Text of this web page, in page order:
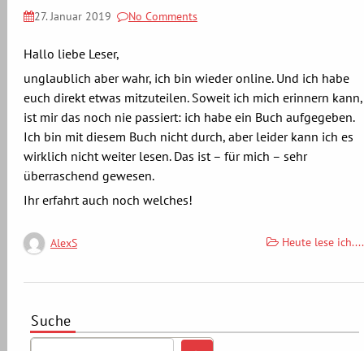
27. Januar 2019 No Comments
Hallo liebe Leser,
unglaublich aber wahr, ich bin wieder online. Und ich habe
euch direkt etwas mitzuteilen. Soweit ich mich erinnern kann,
ist mir das noch nie passiert: ich habe ein Buch aufgegeben.
Ich bin mit diesem Buch nicht durch, aber leider kann ich es
wirklich nicht weiter lesen. Das ist – für mich – sehr
überraschend gewesen.
Ihr erfahrt auch noch welches!
AlexS Heute lese ich....
Suche